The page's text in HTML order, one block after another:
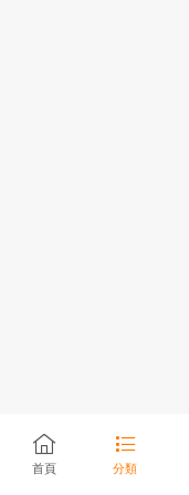
首頁 分類